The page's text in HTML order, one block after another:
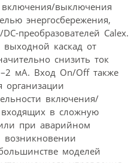
выключения
энергосбережения,
преобразователей Calex.
каскад от
снизить ток
мА. Вход On/Off также
организации
включения/
в сложную
при аварийном
возникновении
моделей